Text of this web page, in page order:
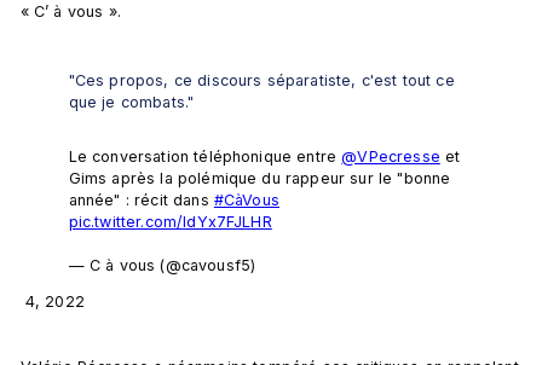
"Ces propos, ce discours séparatiste, c'est tout ce
que je combats."
Le conversation téléphonique entre @VPecresse et
Gims après la polémique du rappeur sur le "bonne
année" : récit dans #CàVous
pic.twitter.com/IdYx7FJLHR
— C à vous (@cavousf5)